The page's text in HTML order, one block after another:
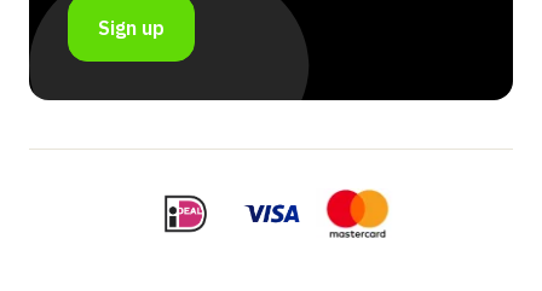
Sign up